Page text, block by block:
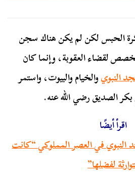
الحبس لكن لم يكن هناك سجن
لقضاء العقوبة، وإنما كان
النبويوالخيام والبيوت، واستمر
الصديق رضي الله عنه.
اقرأ أيضًا
في العصر المملوكي “كانت
لفضلها”